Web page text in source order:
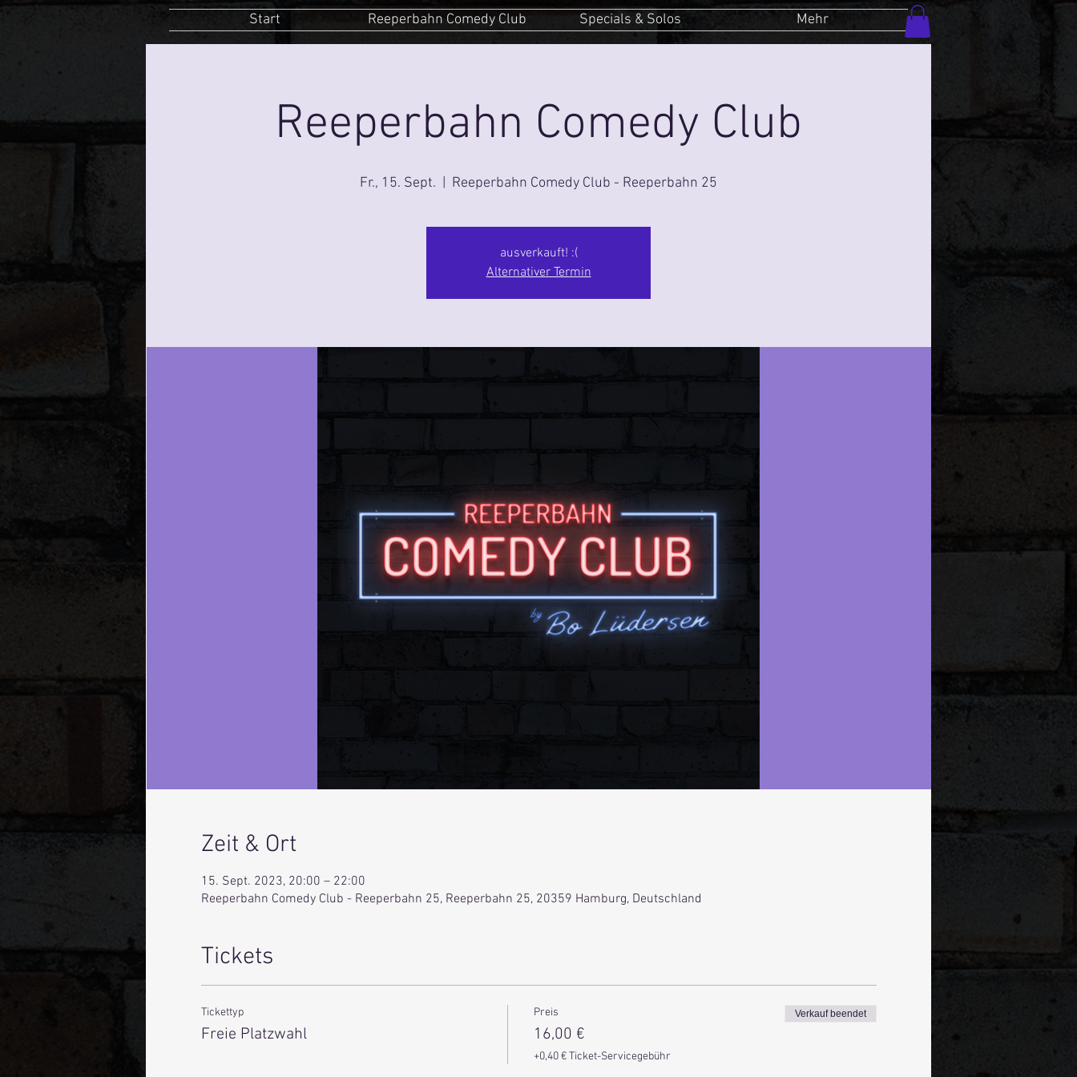
Start Reeperbahn Comedy Club Specials & Solos Mehr
Reeperbahn Comedy Club
Fr., 15. Sept. Reeperbahn Comedy Club - Reeperbahn 25
ausverkauft! :(
Alternativer Termin
Zeit & Ort
15. Sept. 2023, 20:00 – 22:00
Reeperbahn Comedy Club - Reeperbahn 25, Reeperbahn 25, 20359 Hamburg, Deutschland
Tickets
Tickettyp
Freie Platzwahl
Preis
16,00 €
+0,40 € Ticket-Servicegebühr
Verkauf beendet